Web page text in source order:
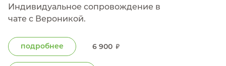
Индивидуальное сопровождение в
чате с Вероникой.
подробнее 6 900